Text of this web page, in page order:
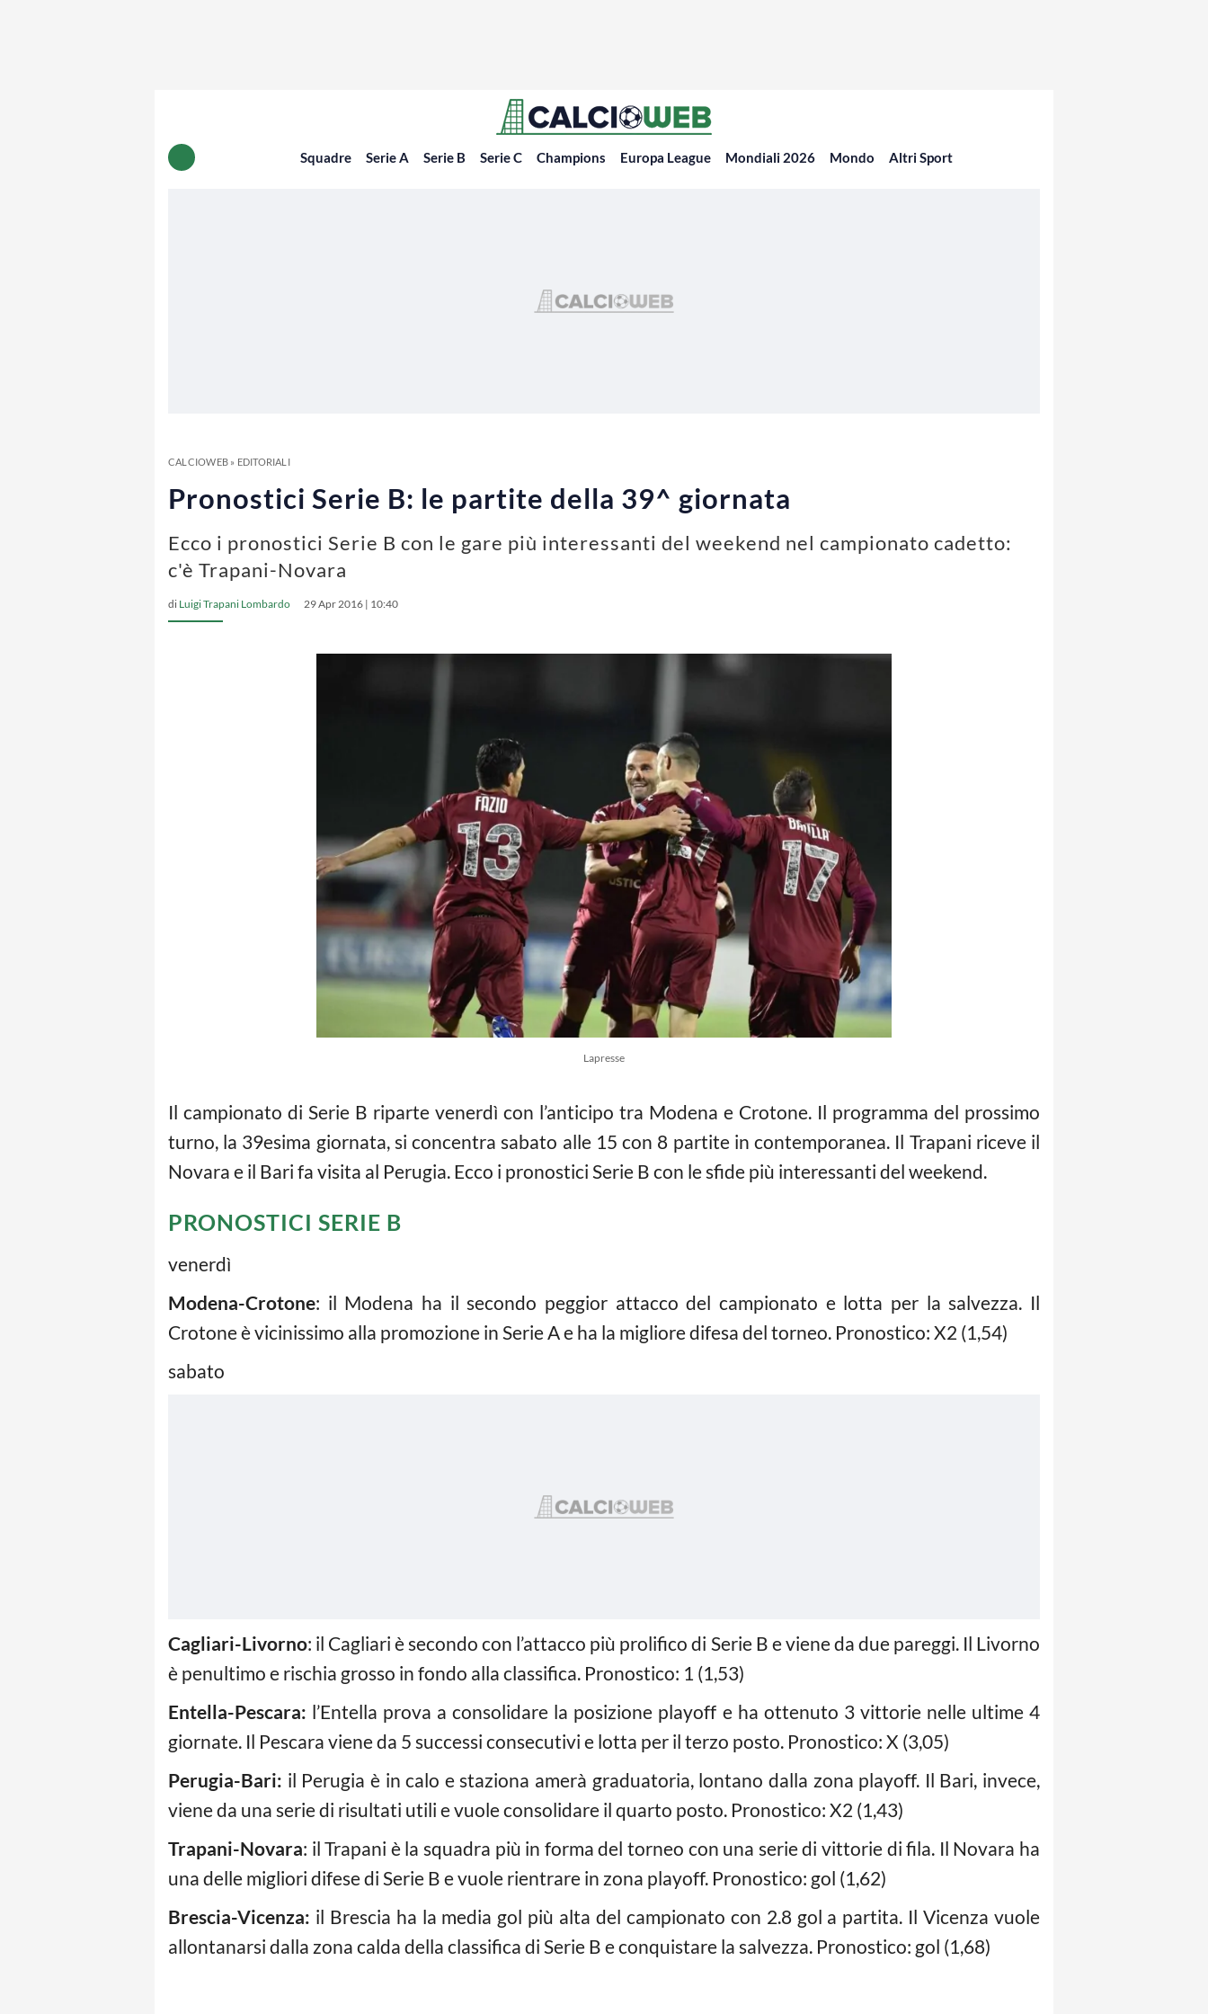
Squadre Serie A Serie B Serie C Champions Europa League Mondiali 2026 Mondo Altri Sport
CALCIOWEB» EDITORIALI
Pronostici Serie B: le partite della 39^ giornata
Ecco i pronostici Serie B con le gare più interessanti del weekend nel campionato cadetto:
c'è Trapani-Novara
di Luigi Trapani Lombardo 29 Apr 2016 | 10:40
Lapresse
Il campionato di Serie B riparte venerdì con l’anticipo tra Modena e Crotone. Il programma del prossimo
turno, la 39esima giornata, si concentra sabato alle 15 con 8 partite in contemporanea. Il Trapani riceve il
Novara e il Bari fa visita al Perugia. Ecco i pronostici Serie B con le sfide più interessanti del weekend.
PRONOSTICI SERIE B
venerdì
Modena-Crotone: il Modena ha il secondo peggior attacco del campionato e lotta per la salvezza. Il
Crotone è vicinissimo alla promozione in Serie A e ha la migliore difesa del torneo. Pronostico: X2 (1,54)
sabato
Cagliari-Livorno: il Cagliari è secondo con l’attacco più prolifico di Serie B e viene da due pareggi. Il Livorno
è penultimo e rischia grosso in fondo alla classifica. Pronostico: 1 (1,53)
Entella-Pescara: l’Entella prova a consolidare la posizione playoff e ha ottenuto 3 vittorie nelle ultime 4
giornate. Il Pescara viene da 5 successi consecutivi e lotta per il terzo posto. Pronostico: X (3,05)
Perugia-Bari: il Perugia è in calo e staziona amerà graduatoria, lontano dalla zona playoff. Il Bari, invece,
viene da una serie di risultati utili e vuole consolidare il quarto posto. Pronostico: X2 (1,43)
Trapani-Novara: il Trapani è la squadra più in forma del torneo con una serie di vittorie di fila. Il Novara ha
una delle migliori difese di Serie B e vuole rientrare in zona playoff. Pronostico: gol (1,62)
Brescia-Vicenza: il Brescia ha la media gol più alta del campionato con 2.8 gol a partita. Il Vicenza vuole
allontanarsi dalla zona calda della classifica di Serie B e conquistare la salvezza. Pronostico: gol (1,68)